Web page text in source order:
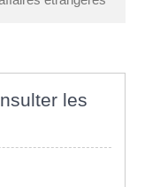
les